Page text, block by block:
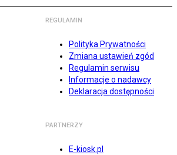
REGULAMIN
Polityka Prywatności
Zmiana ustawień zgód
Regulamin serwisu
Informacje o nadawcy
Deklaracja dostępności
PARTNERZY
E-kiosk.pl